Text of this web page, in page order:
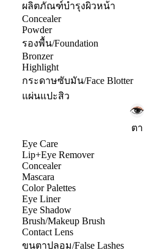
ผลิตภัณฑ์บำรุงผิวหน้า
Concealer
Powder
รองพื้น/Foundation
Bronzer
Highlight
กระดาษซับมัน/Face Blotter
แผ่นแปะสิว
ตา
Eye Care
Lip+Eye Remover
Concealer
Mascara
Color Palettes
Eye Liner
Eye Shadow
Brush/Makeup Brush
Contact Lens
ขนตาปลอม/False Lashes